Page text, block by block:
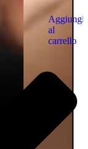
Aggiungi
al
carrello